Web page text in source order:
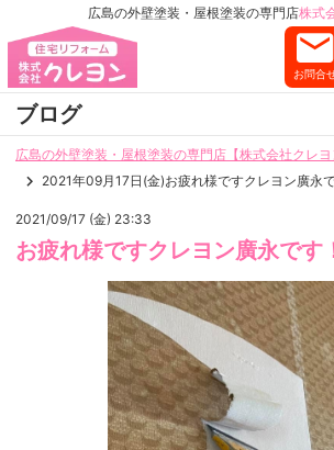
広島の外壁塗装・屋根塗装の専門店株式
お問合
ブログ
広島の外壁塗装・屋根塗装の専門店【株式会社クレヨ
2021年09月17日(金)お疲れ様ですクレヨン廣永で
2021/09/17 (金) 23:33
お疲れ様ですクレヨン廣永です